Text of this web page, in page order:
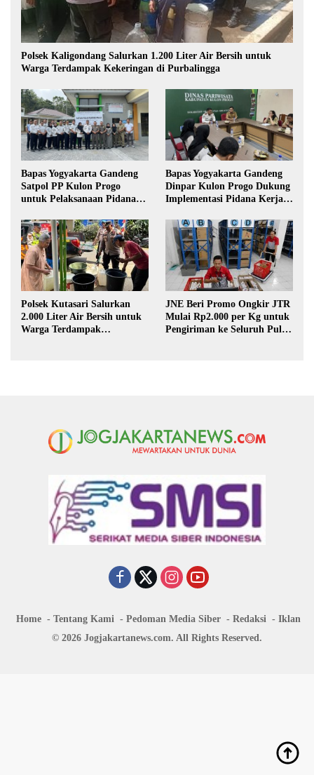
Polsek Kaligondang Salurkan 1.200 Liter Air Bersih untuk
Warga Terdampak Kekeringan di Purbalingga
Bapas Yogyakarta Gandeng
Satpol PP Kulon Progo
untuk Pelaksanaan Pidana
Bapas Yogyakarta Gandeng
Dinpar Kulon Progo Dukung
Implementasi Pidana Kerja
Polsek Kutasari Salurkan
2.000 Liter Air Bersih untuk
Warga Terdampak
JNE Beri Promo Ongkir JTR
Mulai Rp2.000 per Kg untuk
Pengiriman ke Seluruh Pulau
Home Tentang Kami Pedoman Media Siber Redaksi
Iklan
© 2026 Jogjakartanews.com. All Rights Reserved.